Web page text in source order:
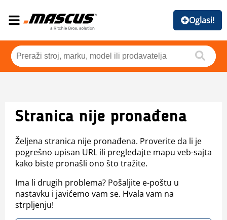
Oglasi!
Stranica nije pronađena
Željena stranica nije pronađena. Proverite da li je
pogrešno upisan URL ili pregledajte mapu veb-sajta
kako biste pronašli ono što tražite.
Ima li drugih problema? Pošaljite e-poštu u
nastavku i javićemo vam se. Hvala vam na
strpljenju!